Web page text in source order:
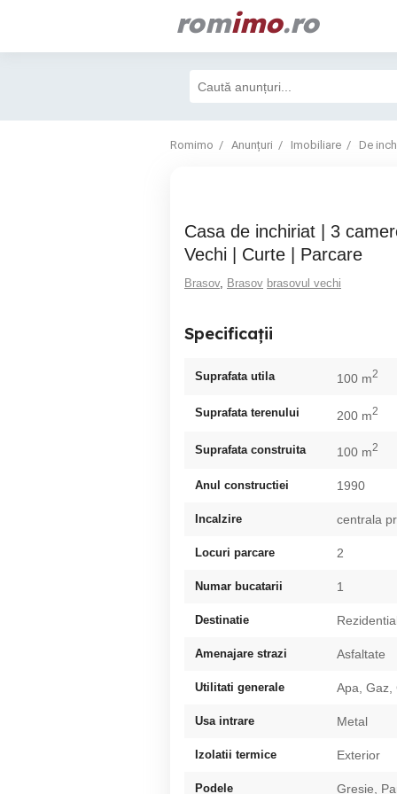
romimo.ro
Romimo Anunțuri Imobiliare De
Casa de inchiriat | 3 camere | Brasovul
Vechi | Curte | Parcare
Brasov, Brasov brasovul vechi
Specificații
Suprafata utila 100 m2
Suprafata terenului 200 m2
Suprafata construita 100 m2
Anul constructiei 1990
Incalzire centrala
Locuri parcare 2
Numar bucatarii 1
Destinatie
Amenajare strazi Asfaltate
Utilitati generale Apa, Gaz,
Usa intrare Metal
Izolatii termice Exterior
Podele Gresie,